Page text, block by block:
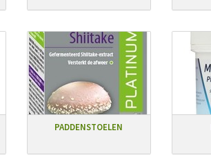
PADDENSTOELEN